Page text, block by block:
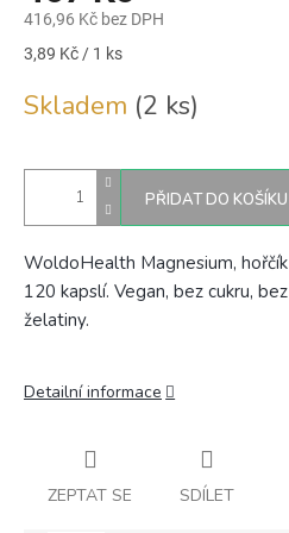
416,96 Kč bez DPH
Měrná
3,89 Kč / 1 ks
Skladem (2 ks)
PŘIDAT DO KOŠÍKU
WoldoHealth Magnesium,
120 kapslí. Vegan, bez cukru,
želatiny.
Detailní informace
ZEPTAT SE SDÍLET